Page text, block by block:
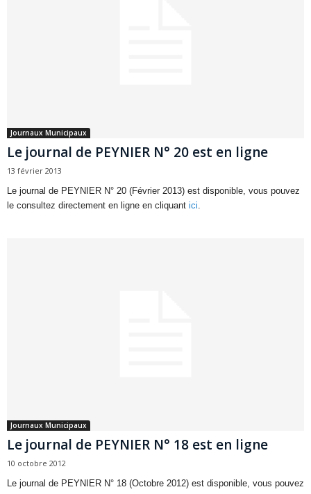
Journaux Municipaux
Le journal de PEYNIER N° 20 est en ligne
13 février 2013
Le journal de PEYNIER N° 20 (Février 2013) est disponible, vous pouvez
le consultez directement en ligne en cliquant ici
Journaux Municipaux
Le journal de PEYNIER N° 18 est en ligne
10 octobre 2012
Le journal de PEYNIER N° 18 (Octobre 2012) est disponible, vous pouvez